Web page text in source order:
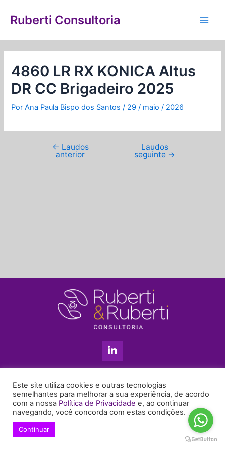
para
conteúdo
Ruberti Consultoria
4860 LR RX KONICA Altus
DR CC Brigadeiro 2025
PorAna Paula Bispo dos Santos/ 29 / maio / 2026
de
← Laudos
anterior
Laudos
seguinte →
L
i
n
e
d
i
n
+55 11 99655-6439
enyruberti@ruberticonsultoria.com.br
Este site utiliza cookies e outras tecnologias
semelhantes para melhorar a sua experiência, de acordo
com a nossa Política de Privacidade e, ao continuar
navegando, você concorda com estas condições.
Continuar